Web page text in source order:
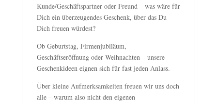
Kunde/Geschäftspartner oder Freund – was wäre für
Dich ein überzeugendes Geschenk, über das Du
Dich freuen würdest?
Ob Geburtstag, Firmenjubiläum,
Geschäftseröffnung oder Weihnachten – unsere
Geschenkideen eignen sich für fast jeden Anlass.
Über kleine Aufmerksamkeiten freuen wir uns doch
alle – warum also nicht den eigenen